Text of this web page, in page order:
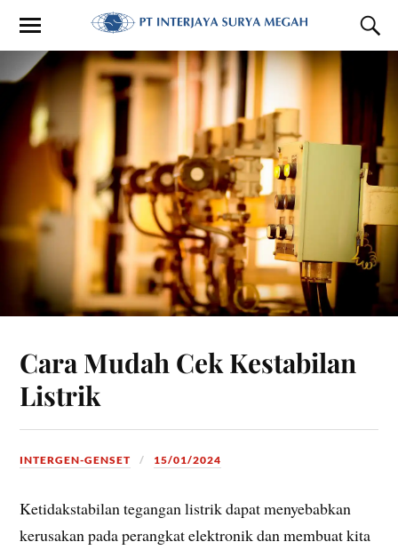
Cara Mudah Cek Kestabilan
Listrik
INTERGEN-GENSET 15/01/2024
Ketidakstabilan tegangan listrik dapat menyebabkan
kerusakan pada perangkat elektronik dan membuat kita